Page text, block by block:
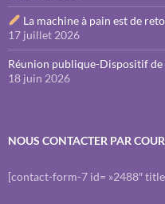
La machine à pain est de
17 juillet 2026
Réunion publique-Dispositif
18 juin 2026
NOUS CONTACTER PAR
[contact-form-7 id= »2488″